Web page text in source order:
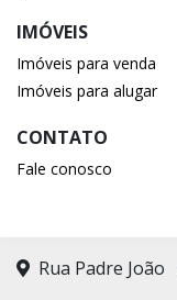
IMÓVEIS
Imóveis para venda
Imóveis para alugar
CONTATO
Fale conosco
Rua Padre João